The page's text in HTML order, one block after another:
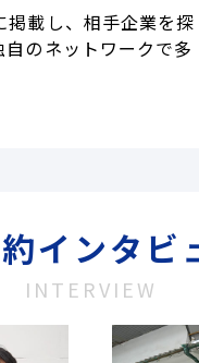
載し、相手企業を探
のネットワークで多
インタビ
INTERVIEW